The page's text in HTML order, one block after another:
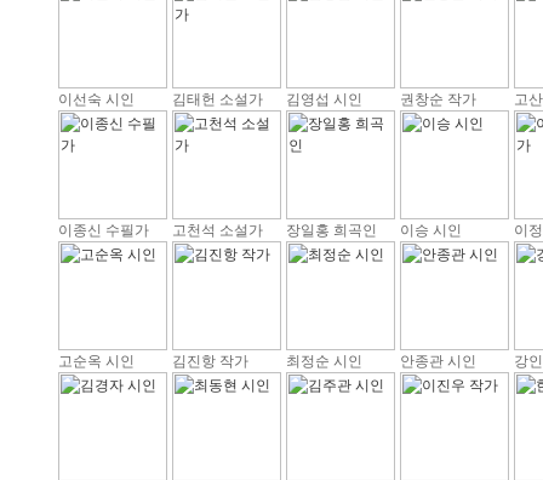
이선숙 시인 김태헌 소설가 김영섭 시인 권창순 작가 고
이종신 수필가 고천석 소설가 장일홍 희곡인 이승 시인 이
고순옥 시인 김진항 작가 최정순 시인 안종관 시인 강